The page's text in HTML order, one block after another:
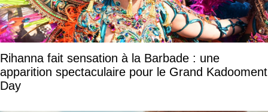
Rihanna fait sensation à la Barbade : une
apparition spectaculaire pour le Grand Kadooment
Day